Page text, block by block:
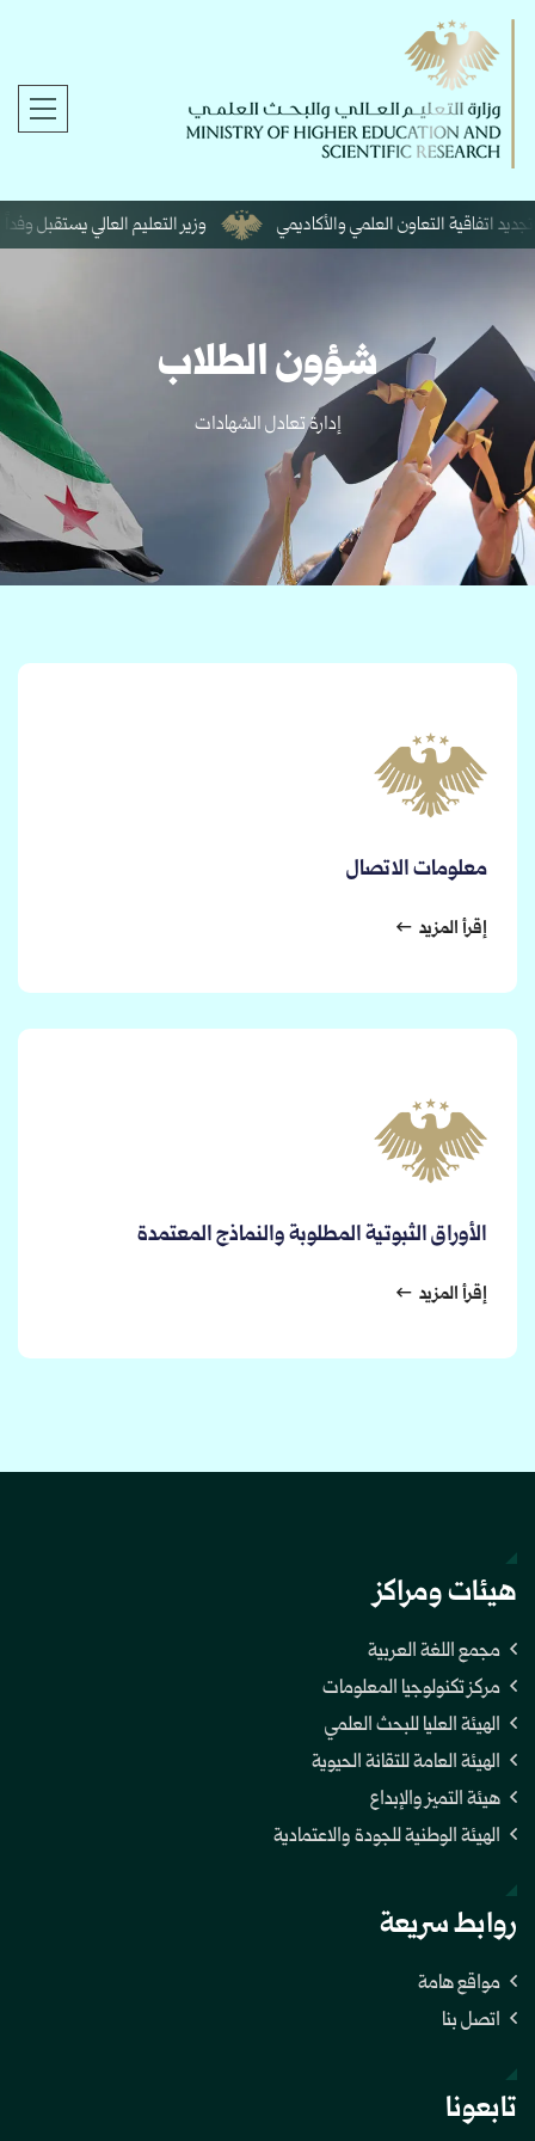
اتفاقية التعاون العلمي والأكاديمي وزير التعليم العالي يستقبل
شؤون الطلاب
إدارة تعادل الشهادات
معلومات الاتصال
إقرأ المزيد
الأوراق الثبوتية المطلوبة والنماذج المعتمدة
إقرأ المزيد
هيئات ومراكز
مجمع اللغة العربية
مركز تكنولوجيا المعلومات
الهيئة العليا للبحث العلمي
الهيئة العامة للتقانة الحيوية
هيئة التميز والإبداع
الهيئة الوطنية للجودة والاعتمادية
روابط سريعة
مواقع هامة
اتصل بنا
تابعونا